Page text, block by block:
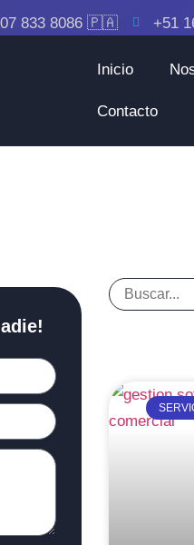
833 8086 🇵🇦 +51
Inicio
Contacto